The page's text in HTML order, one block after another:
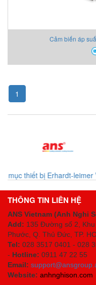
Cảm biến áp
1
Danh mục
THÔNG TIN LIÊN HỆ
ANS Vietnam (Anh Nghi
Add: 135 Đường số 2,
Phước, Q. Thủ Đức, TP.
Tel: 028 3517 0401 - 028
- Hotline: 0911 47 22 55
Email:
Website: anhnghison.com